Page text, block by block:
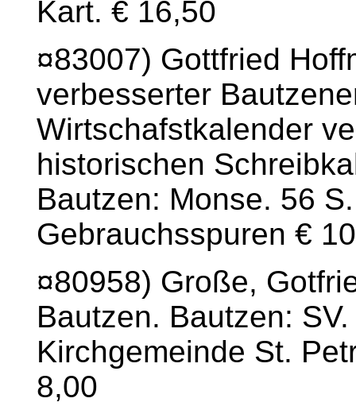
Kart. € 16,50
¤83007) Gottfried
verbesserter
Wirtschafstkalender
historischen
Bautzen: Monse. 56
Gebrauchsspuren €
¤80958) Große,
Bautzen. Bautzen:
Kirchgemeinde St.
8,00